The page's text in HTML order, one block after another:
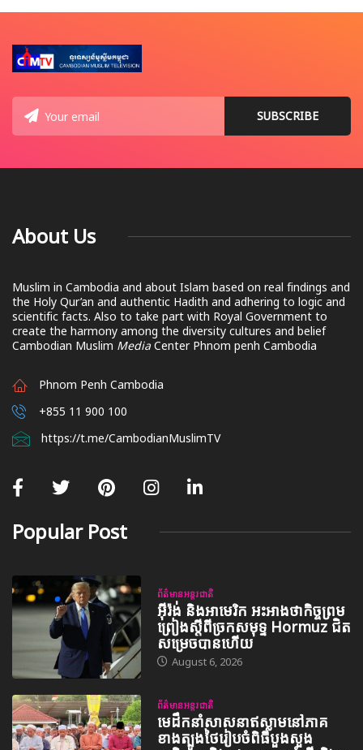
About Us
Muslim in Cambodia and about Islam based on real findings and
the Holy Qur’an and authentic Hadith and adhering to logic and
scientific facts. Also to take part with Royal Government to
create the harmony among the diversity cultures and belief
Cambodian Muslim Media Center Phnom penh Cambodia
Phnom Penh Cambodia
+855 11 900 100
https://t.me/CambodianMuslimTV
Popular Post
ព័ត៌មានអន្តរជាតិ
អ៊ីរ៉ង់ និងអាមេរិក អះអាងថាកិច្ចព្រម
ព្រៀងស្តីពីច្រកសមុទ្ទ Hormuz ជិត
សម្រេចបានហើយ
August 6, 2026
ព័ត៌មានអន្តរជាតិ
មេដឹកនាំសាសនាឥស្លាមនៅភាគ
ខាងត្បូងថៃរៀបចំពិធីបួងសួង